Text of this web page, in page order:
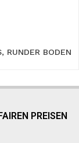
RUNDER BODEN
PREISEN